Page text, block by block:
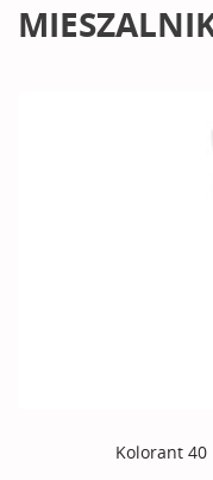
Kolorant 40